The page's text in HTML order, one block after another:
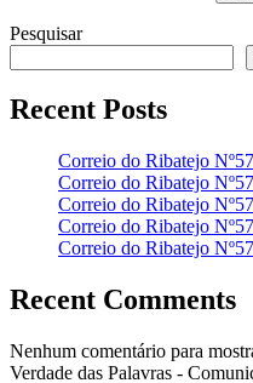
Pesquisar
Recent Posts
Correio do Ribatejo
Correio do Ribatejo
Correio do Ribatejo
Correio do Ribatejo
Correio do Ribatejo
Recent Comments
Nenhum comentário para
Verdade das Palavras -